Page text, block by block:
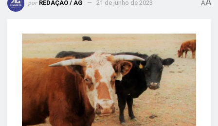
por REDAÇÃO / AG 21 de junho de 2023 AA